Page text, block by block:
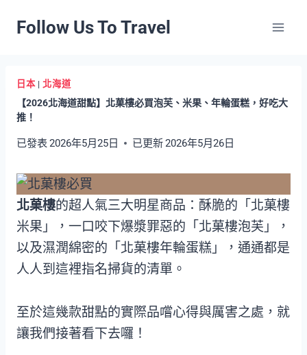
Follow Us To Travel
日本|北海道
【2026北海道甜點】北菓樓必買泡芙、米果、年輪蛋糕，好吃大
推！
已發表2026年5月25日 已更新2026年5月26日
北菓樓的超人氣三大明星商品：酥脆的「北菓樓
米果」，一口咬下爆漿罪惡的「北菓樓泡芙」，
以及濕潤綿密的「北菓樓年輪蛋糕」，通通都是
人人到這裡指名掃貨的清單。
至於這幾款甜點的實際品嚐心得與厲害之處，就
讓我們接著看下去囉！